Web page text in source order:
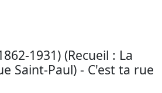
1931) (Recueil : La
Saint-Paul) - C'est ta rue